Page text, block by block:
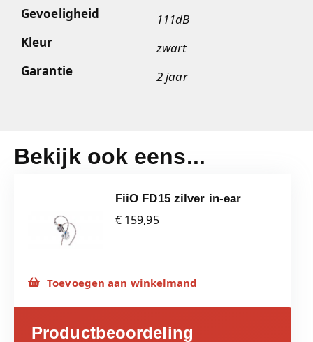
Gevoeligheid
111dB
Kleur
zwart
Garantie
2 jaar
Bekijk ook eens...
FiiO FD15 zilver in-ear
€ 159,95
Toevoegen aan winkelmand
Productbeoordeling